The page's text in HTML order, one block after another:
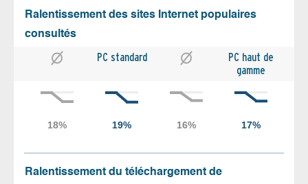
Ralentissement des sites Internet populaires
consultés
PC standard
PC haut de
gamme
Ralentissement du téléchargement de